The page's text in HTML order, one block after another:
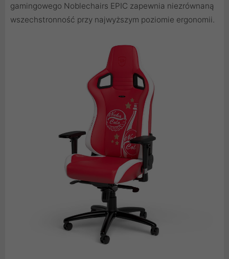
gamingowego Noblechairs EPIC zapewnia niezrównaną
wszechstronność przy najwyższym poziomie ergonomii.